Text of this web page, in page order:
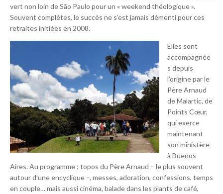
vert non loin de São Paulo pour un « weekend théologique ».
Souvent complètes, le succès ne s’est jamais démenti pour ces
retraites initiées en 2008.
Elles sont
accompagnée
s depuis
l’origine par le
Père Arnaud
de Malartic, de
Points Cœur,
qui exerce
maintenant
son ministère
à Buenos
Aires. Au programme : topos du Père Arnaud – le plus souvent
autour d’une encyclique –, messes, adoration, confessions, temps
en couple… mais aussi cinéma, balade dans les plants de café,